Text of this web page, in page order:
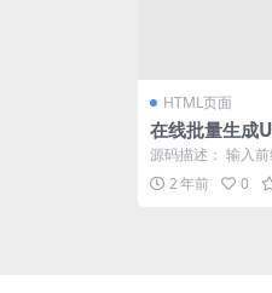
HTML页面
在线批量生成
页网页程序
源码描述： 输入
结束数字、后缀 即
万、十万、百万 ...
2 年前 0